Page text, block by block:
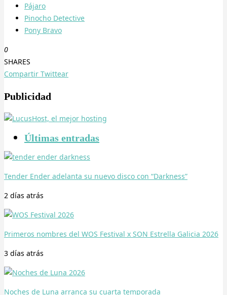
Pájaro
Pinocho Detective
Pony Bravo
0
SHARES
Compartir Twittear
Publicidad
Últimas entradas
Tender Ender adelanta su nuevo disco con “Darkness”
2 días atrás
Primeros nombres del WOS Festival x SON Estrella Galicia 2026
3 días atrás
Noches de Luna arranca su cuarta temporada